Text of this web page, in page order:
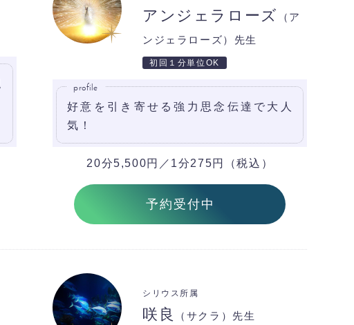
アンジェラローズ
（ア
ンジェラローズ）先生
初回１分単位OK
profile
好意を引き寄せる強力思念伝達で大人
気！
20分5,500円／1分275円（税込）
予約受付中
咲良 （サクラ）先生
シリウス所属